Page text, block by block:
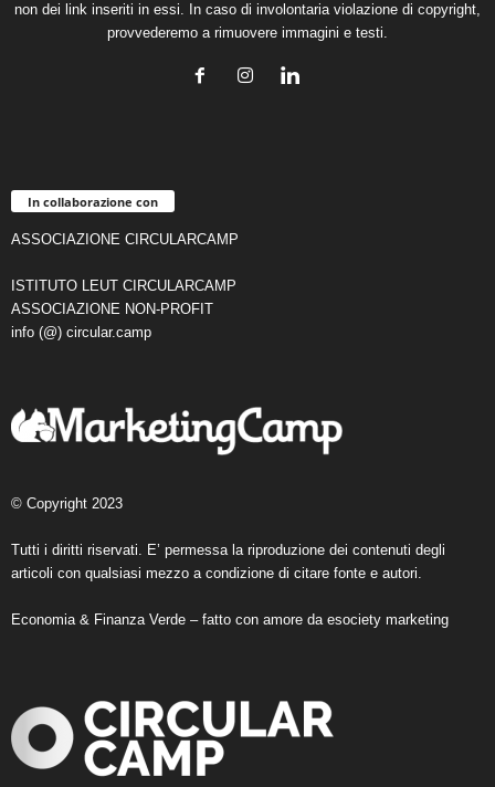
non dei link inseriti in essi. In caso di involontaria violazione di copyright,
provvederemo a rimuovere immagini e testi.
In collaborazione con
ASSOCIAZIONE CIRCULARCAMP
ISTITUTO LEUT CIRCULARCAMP
ASSOCIAZIONE NON-PROFIT
info (@) circular.camp
© Copyright 2023
Tutti i diritti riservati. E’ permessa la riproduzione dei contenuti degli
articoli con qualsiasi mezzo a condizione di citare fonte e autori.
Economia & Finanza Verde – fatto con amore da esociety marketing